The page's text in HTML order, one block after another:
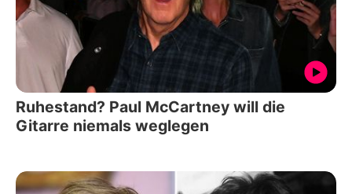
Ruhestand? Paul McCartney will die
Gitarre niemals weglegen